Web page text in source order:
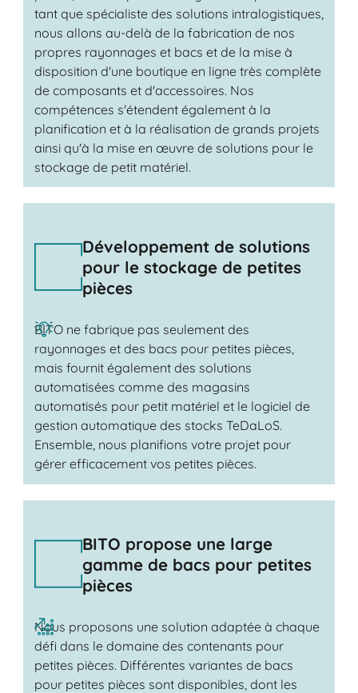
tant que spécialiste des solutions intralogistiques,
nous allons au-delà de la fabrication de nos
propres rayonnages et bacs et de la mise à
disposition d'une boutique en ligne très complète
de composants et d'accessoires. Nos
compétences s'étendent également à la
planification et à la réalisation de grands projets
ainsi qu'à la mise en œuvre de solutions pour le
stockage de petit matériel.
Développement de solutions
pour le stockage de petites
pièces
BITO ne fabrique pas seulement des
rayonnages et des bacs pour petites pièces,
mais fournit également des solutions
automatisées comme des magasins
automatisés pour petit matériel et le logiciel de
gestion automatique des stocks TeDaLoS.
Ensemble, nous planifions votre projet pour
gérer efficacement vos petites pièces.
BITO propose une large
gamme de bacs pour petites
pièces
Nous proposons une solution adaptée à chaque
défi dans le domaine des contenants pour
petites pièces. Différentes variantes de bacs
pour petites pièces sont disponibles, dont les